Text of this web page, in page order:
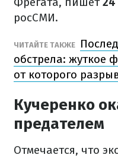
росСМИ.
ЧИТАЙТЕ ТАКЖЕ
обстрела: жуткое
от которого
Кучеренко
предателем
Отмечается, что